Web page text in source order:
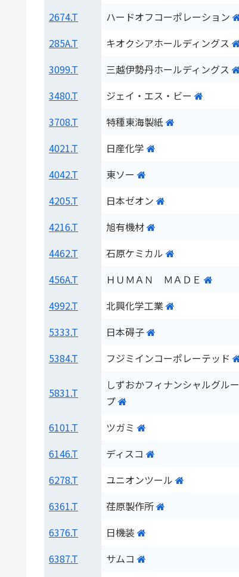
2674.T
ハードオフコーポレーション
285A.T
キオクシアホールディングス
3099.T
三越伊勢丹ホールディングス
3480.T
ジェイ・エス・ビー
3708.T
特種東海製紙
4021.T
日産化学
4042.T
東ソー
4205.T
日本ゼオン
4216.T
旭有機材
4462.T
石原ケミカル
456A.T
ＨＵＭＡＮ ＭＡＤＥ
4992.T
北興化学工業
5333.T
日本碍子
5384.T
フジミインコーポレーテッド
5831.T
しずおかフィナンシャルグルー
プ
6101.T ツガミ
6146.T
ディスコ
6278.T
ユニオンツール
6361.T
荏原製作所
6376.T
日機装
6387.T
サムコ